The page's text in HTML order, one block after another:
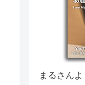
まるさん